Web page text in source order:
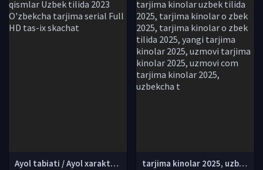
Ayol tabiati / Ayol xarakteri Xitoy seriali Barcha qismlar Uzbek tilida 2023 O'zbekcha tarjima serial Full HD tas-ix skachat tarjima kinolar 2025, uzbek tarjima kinolar 2025, tarjima kinolar uzbek tilida 2025, tarjima kinolar o zbek 2025, tarjima kinolar o zbek tilida 2025, yangi tarjima kinolar 2025, uzmovi tarjima kinolar 2025, uzmovi com tarjima kinolar 2025, uzbekcha t